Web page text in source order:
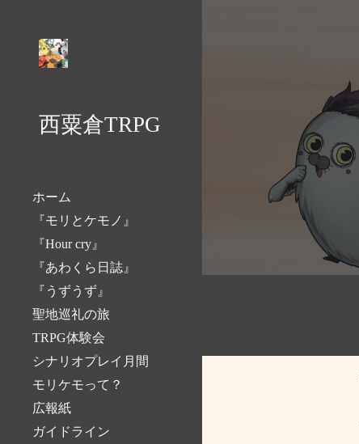
西粟倉TRPG
ホーム
『モリとケモノ』
『Hour cry』
『あわくら日誌』
『うずうず』
聖地巡礼の旅
TRPG体験会
シナリオプレイ月間
モリケモって？
広報紙
ガイドライン